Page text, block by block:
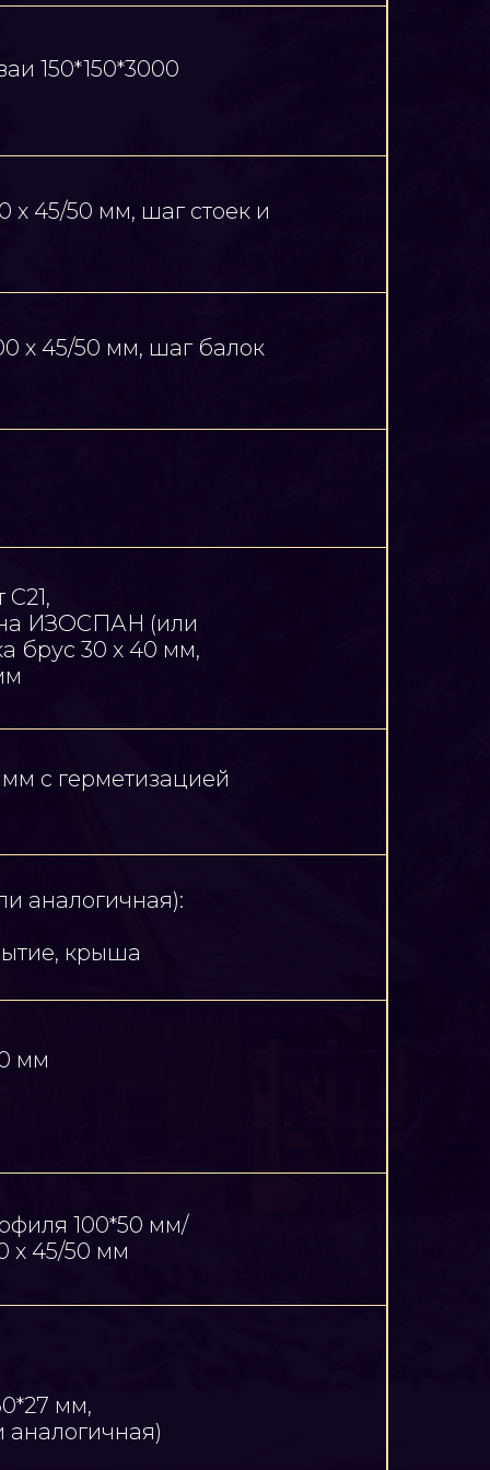
150*150*3000
х 45/50 мм, шаг балок
ИЗОСПАН (или
брус 30 х 40 мм,
с герметизацией
аналогичная):
крыша
мм
100*50 мм/
х 45/50 мм
мм,
х 45/50 мм, шаг стоек и